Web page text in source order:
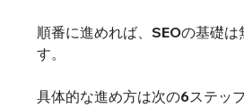
順番に進めれば、SEOの基礎は
す。
具体的な進め方は次の6ステップ